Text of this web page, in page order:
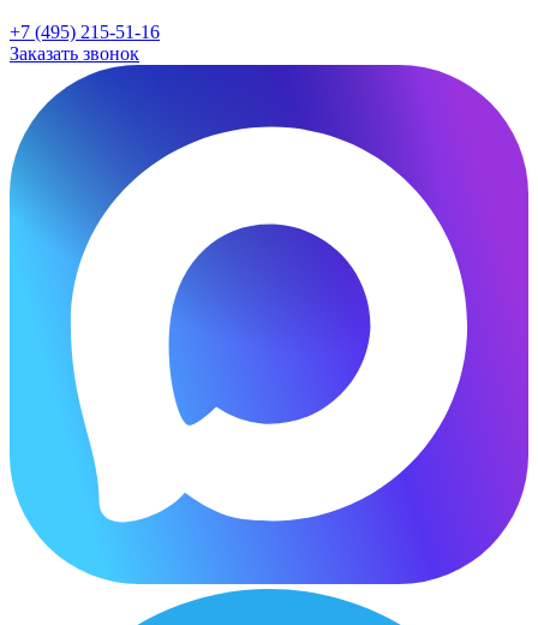
+7 (495) 215-51-16
Заказать звонок